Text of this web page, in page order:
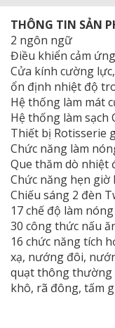
THÔNG TIN SẢN
2 ngôn ngữ
Điều khiển cảm
Cửa kính cường
ổn định nhiệt độ
Hệ thống làm mát
Hệ thống làm sạch
Thiết bị Rotisserie
Chức năng làm
Que thăm dò nhiệt
Chức năng hẹn
Chiếu sáng 2 đèn
17 chế độ làm
30 công thức nấu
16 chức năng tích
xạ, nướng đôi,
quạt thông thường
khô, rã đông, tấm